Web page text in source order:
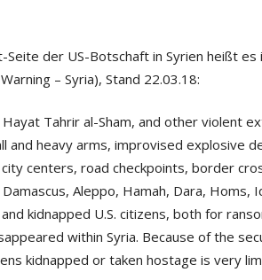
der US-Botschaft in Syrien heißt es
– Syria), Stand 22.03.18:
Hayat Tahrir al-Sham, and other violent
and heavy arms, improvised explosive
centers, road checkpoints, border
Aleppo, Hamah, Dara,
kidnapped U.S. citizens, both for
within Syria. Because of the
kidnapped or taken hostage is very